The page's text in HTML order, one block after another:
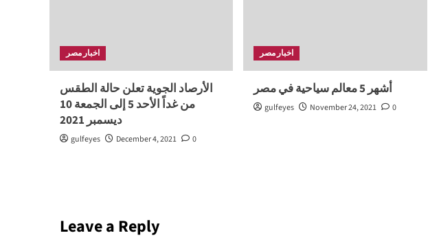
اخبار مصر
الأرصاد الجوية تعلن حالة الطقس
من غداً الأحد 5 إلى الجمعة 10
ديسمبر 2021
gulfeyes December 4, 2021 0
اخبار مصر
أشهر 5 معالم سياحية في مصر
gulfeyes November 24, 2021 0
Leave a Reply